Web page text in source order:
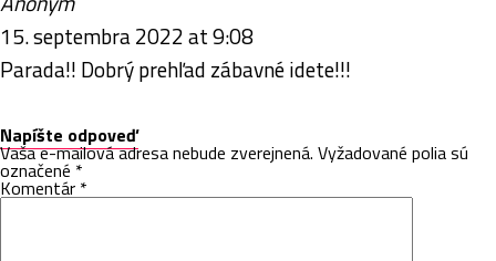
15. septembra 2022 at 9:08
Parada!! Dobrý prehľad zábavné idete!!!
Napíšte odpoveď
Vaša e-mailová adresa nebude zverejnená. Vyžadované polia sú
označené *
Komentár *